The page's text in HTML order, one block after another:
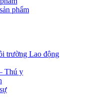
phẩm
trường Lao động
Thú y